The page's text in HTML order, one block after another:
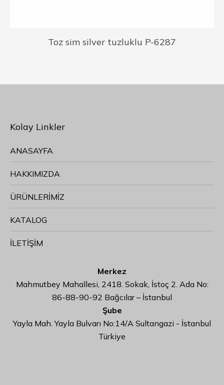
Toz sim silver tuzluklu P-6287
Kolay Linkler
ANASAYFA
HAKKIMIZDA
ÜRÜNLERİMİZ
KATALOG
İLETİŞİM
Merkez
Mahmutbey Mahallesi, 2418. Sokak, İstoç 2. Ada No:
86-88-90-92 Bağcılar – İstanbul
Şube
Yayla Mah. Yayla Bulvarı No:14/A Sultangazi - İstanbul
Türkiye